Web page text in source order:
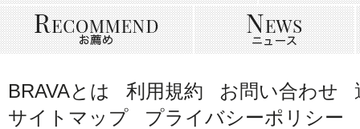
BRAVAとは 利用規約 お問い合わせ
サイトマップ
プライバシーポリシー